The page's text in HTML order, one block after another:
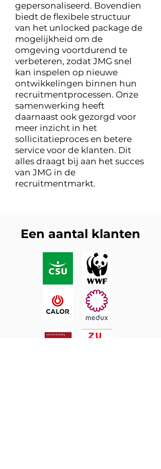
gepersonaliseerd. Bovendien
biedt de flexibele structuur
van het unlocked package de
mogelijkheid om de
omgeving voortdurend te
verbeteren, zodat JMG snel
kan inspelen op nieuwe
ontwikkelingen binnen hun
recruitmentprocessen. Onze
samenwerking heeft
daarnaast ook gezorgd voor
meer inzicht in het
sollicitatieproces en betere
service voor de klanten. Dit
alles draagt bij aan het succes
van JMG in de
recruitmentmarkt.
Een aantal klanten